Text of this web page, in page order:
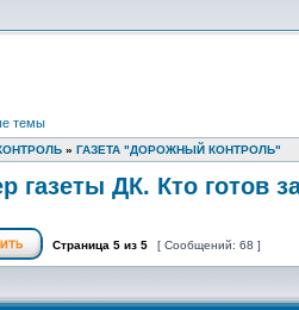
темы
» ГАЗЕТА "ДОРОЖНЫЙ КОНТРОЛЬ"
газеты ДК. Кто готов
Страница 5 из 5 [ Сообщений: 68 ]